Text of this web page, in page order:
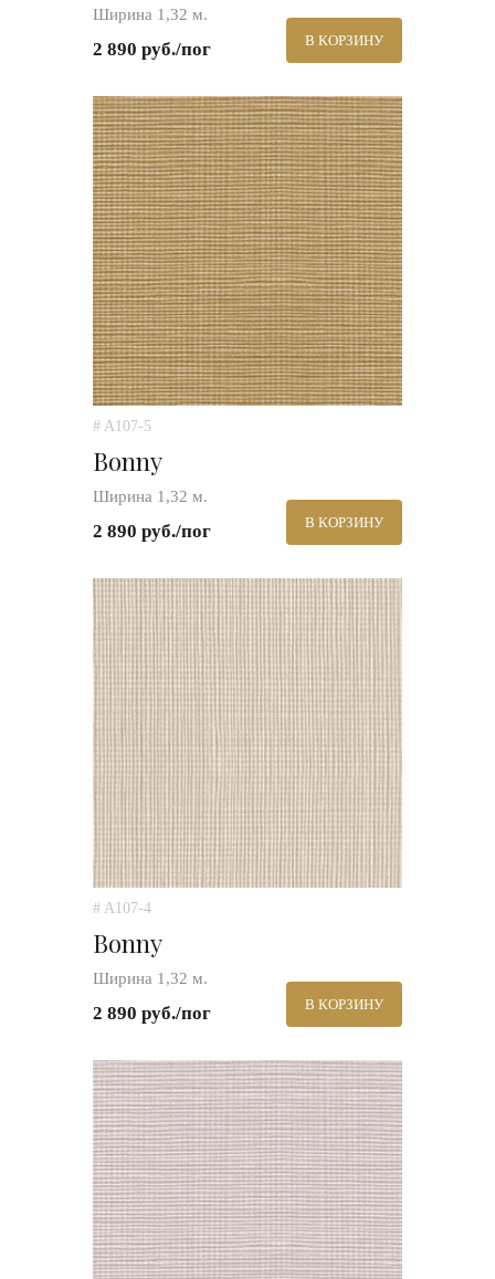
Ширина 1,32 м.
2 890 руб./пог В КОРЗИНУ
# A107-5
Bonny
Ширина 1,32 м.
2 890 руб./пог В КОРЗИНУ
# A107-4
Bonny
Ширина 1,32 м.
2 890 руб./пог В КОРЗИНУ